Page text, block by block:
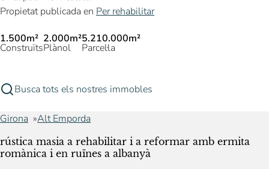
Propietat publicada en Per rehabilitar
1.500m²
Construïts
2.000m²
Plànol
5.210.000m²
Parcel·la
Busca tots els nostres immobles
Girona Alt Emporda
rústica masia a rehabilitar i a reformar amb ermita
romànica i en ruïnes a albanyà